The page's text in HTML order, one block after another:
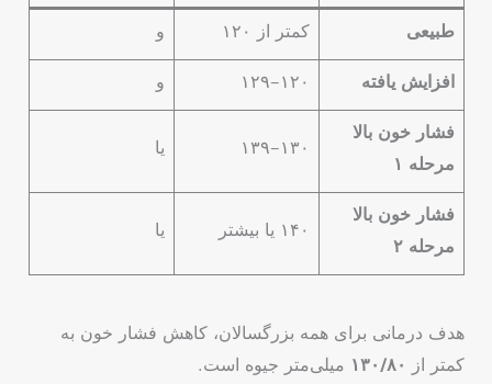
طبیعی
کمتر از ۱۲۰
و
افزایش یافته
۱۲۰–۱۲۹
و
فشار خون بالا
مرحله ۱
۱۳۰–۱۳۹ یا
فشار خون بالا
مرحله ۲
۱۴۰ یا بیشتر یا
هدف درمانی برای همه بزرگسالان، کاهش فشار خون به
کمتر از ۱۳۰/۸۰ میلی‌متر جیوه است.